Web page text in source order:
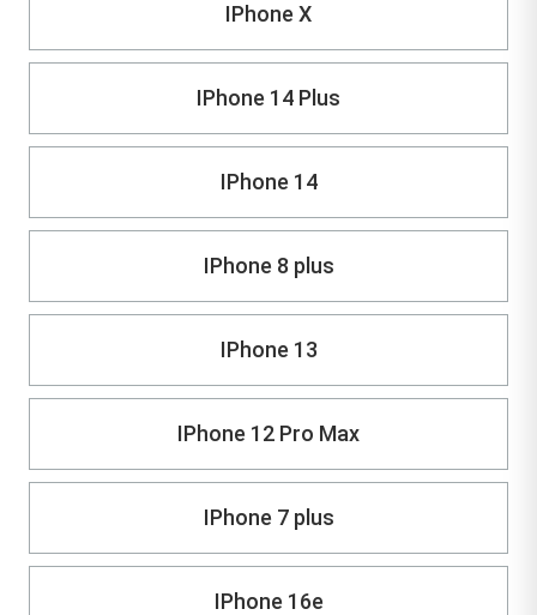
IPhone X
IPhone 14 Plus
IPhone 14
IPhone 8 plus
IPhone 13
IPhone 12 Pro Max
IPhone 7 plus
IPhone 16e